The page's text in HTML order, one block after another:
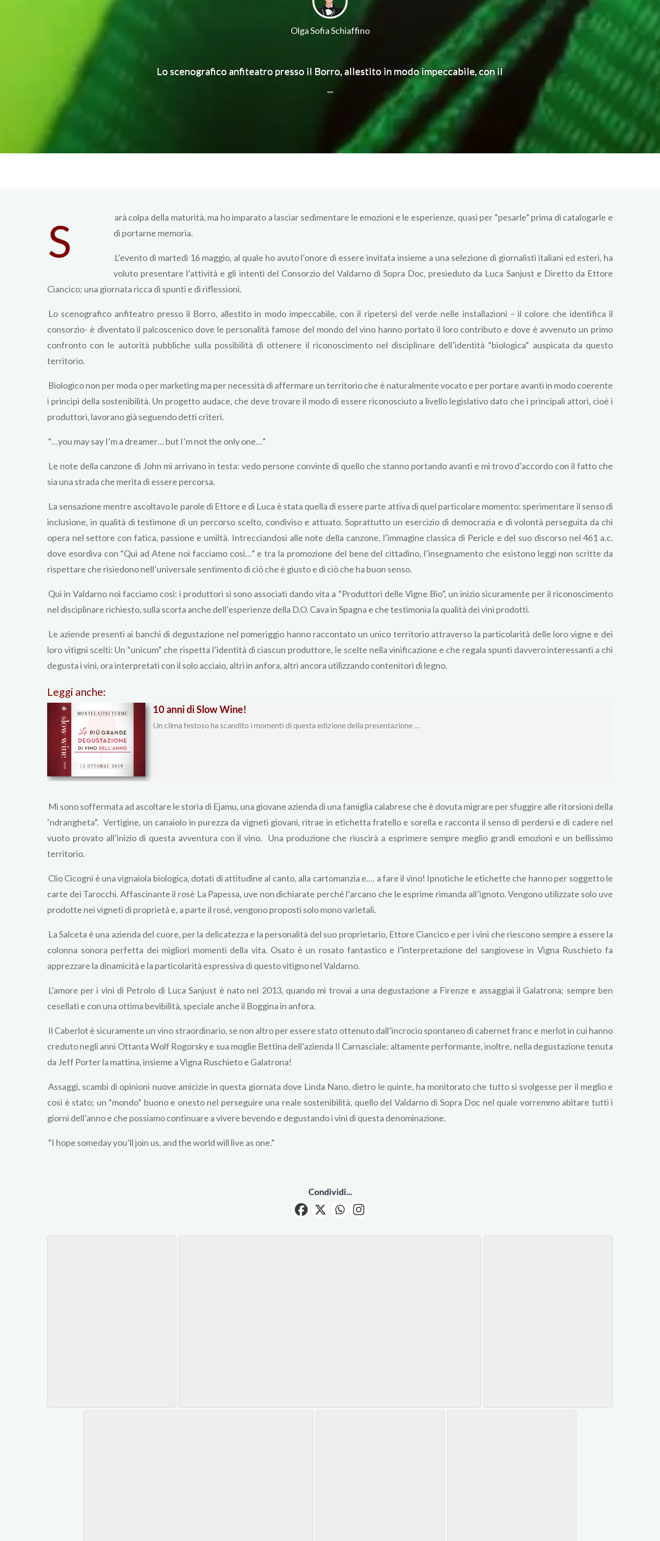
Olga Sofia Schiaffino
Lo scenografico anfiteatro presso il Borro, allestito in modo impeccabile, con il
...
S
arà colpa della maturità, ma ho imparato a lasciar sedimentare le emozioni e le esperienze, quasi per “pesarle” prima di catalogarle e
di portarne memoria.
L’evento di martedì 16 maggio, al quale ho avuto l’onore di essere invitata insieme a una selezione di giornalisti italiani ed esteri, ha
voluto presentare l’attività e gli intenti del Consorzio del Valdarno di Sopra Doc, presieduto da Luca Sanjust e Diretto da Ettore
Ciancico; una giornata ricca di spunti e di riflessioni.
Lo scenografico anfiteatro presso il Borro, allestito in modo impeccabile, con il ripetersi del verde nelle installazioni – il colore che identifica il
consorzio- è diventato il palcoscenico dove le personalità famose del mondo del vino hanno portato il loro contributo e dove è avvenuto un primo
confronto con le autorità pubbliche sulla possibilità di ottenere il riconoscimento nel disciplinare dell’identità “biologica” auspicata da questo
territorio.
Biologico non per moda o per marketing ma per necessità di affermare un territorio che è naturalmente vocato e per portare avanti in modo coerente
i principi della sostenibilità. Un progetto audace, che deve trovare il modo di essere riconosciuto a livello legislativo dato che i principali attori, cioè i
produttori, lavorano già seguendo detti criteri.
“…you may say I’m a dreamer… but I’m not the only one…”
Le note della canzone di John mi arrivano in testa: vedo persone convinte di quello che stanno portando avanti e mi trovo d’accordo con il fatto che
sia una strada che merita di essere percorsa.
La sensazione mentre ascoltavo le parole di Ettore e di Luca è stata quella di essere parte attiva di quel particolare momento: sperimentare il senso di
inclusione, in qualità di testimone di un percorso scelto, condiviso e attuato. Soprattutto un esercizio di democrazia e di volontà perseguita da chi
opera nel settore con fatica, passione e umiltà. Intrecciandosi alle note della canzone, l’immagine classica di Pericle e del suo discorso nel 461 a.c.
dove esordiva con “Qui ad Atene noi facciamo così…” e tra la promozione del bene del cittadino, l’insegnamento che esistono leggi non scritte da
rispettare che risiedono nell’universale sentimento di ciò che è giusto e di ciò che ha buon senso.
Qui in Valdarno noi facciamo così: i produttori si sono associati dando vita a “Produttori delle Vigne Bio”, un inizio sicuramente per il riconoscimento
nel disciplinare richiesto, sulla scorta anche dell’esperienze della D.O. Cava in Spagna e che testimonia la qualità dei vini prodotti.
Le aziende presenti ai banchi di degustazione nel pomeriggio hanno raccontato un unico territorio attraverso la particolarità delle loro vigne e dei
loro vitigni scelti: Un “unicum” che rispetta l’identità di ciascun produttore, le scelte nella vinificazione e che regala spunti davvero interessanti a chi
degusta i vini, ora interpretati con il solo acciaio, altri in anfora, altri ancora utilizzando contenitori di legno.
Leggi anche:
10 anni di Slow Wine!
Un clima festoso ha scandito i momenti di questa edizione della presentazione …
Mi sono soffermata ad ascoltare le storia di Ejamu, una giovane azienda di una famiglia calabrese che è dovuta migrare per sfuggire alle ritorsioni della
‘ndrangheta”. Vertigine, un canaiolo in purezza da vigneti giovani, ritrae in etichetta fratello e sorella e racconta il senso di perdersi e di cadere nel
vuoto provato all’inizio di questa avventura con il vino. Una produzione che riuscirà a esprimere sempre meglio grandi emozioni e un bellissimo
territorio.
Clio Cicogni è una vignaiola biologica, dotati di attitudine al canto, alla cartomanzia e.… a fare il vino! Ipnotiche le etichette che hanno per soggetto le
carte dei Tarocchi. Affascinante il rosè La Papessa, uve non dichiarate perché l’arcano che le esprime rimanda all’ignoto. Vengono utilizzate solo uve
prodotte nei vigneti di proprietà e, a parte il rosé, vengono proposti solo mono varietali.
La Salceta è una azienda del cuore, per la delicatezza e la personalità del suo proprietario, Ettore Ciancico e per i vini che riescono sempre a essere la
colonna sonora perfetta dei migliori momenti della vita. Osato è un rosato fantastico e l’interpretazione del sangiovese in Vigna Ruschieto fa
apprezzare la dinamicità e la particolarità espressiva di questo vitigno nel Valdarno.
L’amore per i vini di Petrolo di Luca Sanjust è nato nel 2013, quando mi trovai a una degustazione a Firenze e assaggiai il Galatrona; sempre ben
cesellati e con una ottima bevibilità, speciale anche il Boggina in anfora.
Il Caberlot è sicuramente un vino straordinario, se non altro per essere stato ottenuto dall’incrocio spontaneo di cabernet franc e merlot in cui hanno
creduto negli anni Ottanta Wolf Rogorsky e sua moglie Bettina dell’azienda Il Carnasciale: altamente performante, inoltre, nella degustazione tenuta
da Jeff Porter la mattina, insieme a Vigna Ruschieto e Galatrona!
Assaggi, scambi di opinioni nuove amicizie in questa giornata dove Linda Nano, dietro le quinte, ha monitorato che tutto si svolgesse per il meglio e
così è stato; un “mondo” buono e onesto nel perseguire una reale sostenibilità, quello del Valdarno di Sopra Doc nel quale vorremmo abitare tutti i
giorni dell’anno e che possiamo continuare a vivere bevendo e degustando i vini di questa denominazione.
“I hope someday you’ll join us, and the world will live as one.”
Condividi...